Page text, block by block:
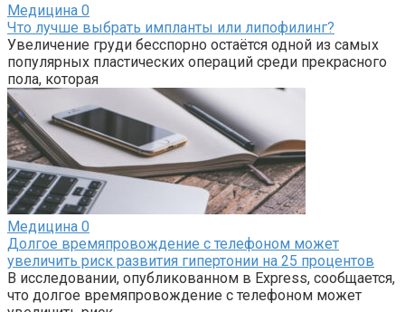
Медицина 0
Что лучше выбрать импланты или липофилинг?
Увеличение груди бесспорно остаётся одной из самых
популярных пластических операций среди прекрасного
пола, которая
Медицина 0
Долгое времяпровождение с телефоном может
увеличить риск развития гипертонии на 25 процентов
В исследовании, опубликованном в Express, сообщается,
что долгое времяпровождение с телефоном может